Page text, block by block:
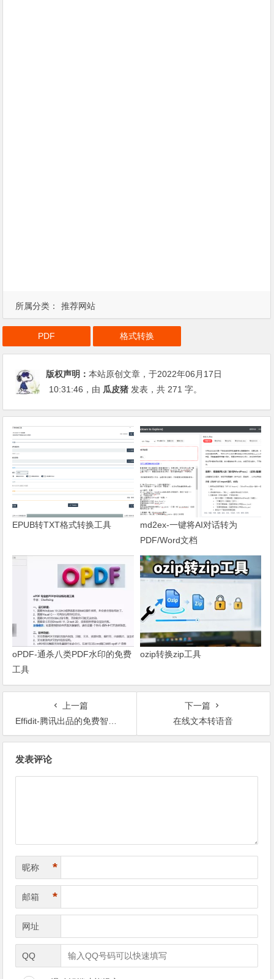
所属分类： 推荐网站
PDF 格式转换
版权声明：本站原创文章，于2022年06月17日
10:31:46 ，由 瓜皮猪 发表，共 271 字。
EPUB转TXT格式转换工具
md2ex-一键将AI对话转为
PDF/Word文档
oPDF-通杀八类PDF水印的免费
工具
ozip转换zip工具
上一篇
Effidit-腾讯出品的免费智能创作助手
下一篇
在线文本转语音
发表评论
昵称 *
邮箱 *
网址
QQ